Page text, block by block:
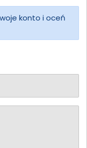
konto i oceń